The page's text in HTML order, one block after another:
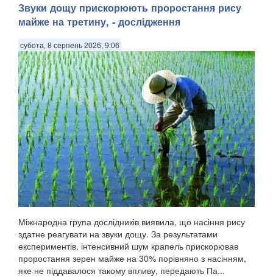
Звуки дощу прискорюють проростання рису
майже на третину, - дослідження
субота, 8 серпень 2026, 9:06
Міжнародна група дослідників виявила, що насіння рису
здатне реагувати на звуки дощу. За результатами
експериментів, інтенсивний шум крапель прискорював
проростання зерен майже на 30% порівняно з насінням,
яке не піддавалося такому впливу, передають Па...